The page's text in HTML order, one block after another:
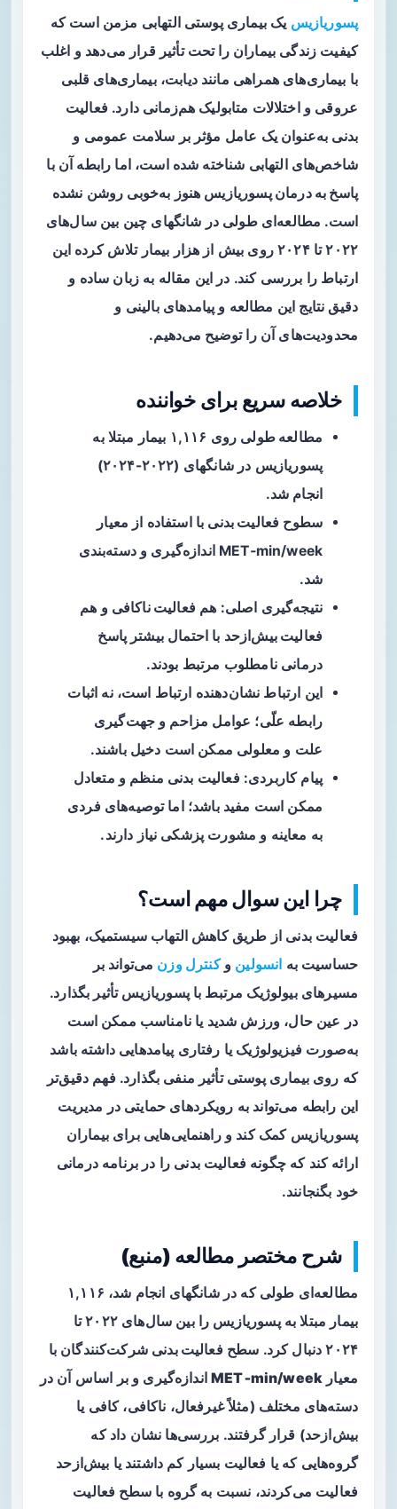
پسوریازیس یک بیماری پوستی التهابی مزمن است که
کیفیت زندگی بیماران را تحت تأثیر قرار می‌دهد و اغلب
با بیماری‌های همراهی مانند دیابت، بیماری‌های قلبی
عروقی و اختلالات متابولیک هم‌زمانی دارد. فعالیت
بدنی به‌عنوان یک عامل مؤثر بر سلامت عمومی و
شاخص‌های التهابی شناخته شده است، اما رابطه آن با
پاسخ به درمان پسوریازیس هنوز به‌خوبی روشن نشده
است. مطالعه‌ای طولی در شانگهای چین بین سال‌های
۲۰۲۲ تا ۲۰۲۴ روی بیش از هزار بیمار تلاش کرده این
ارتباط را بررسی کند. در این مقاله به زبان ساده و
دقیق نتایج این مطالعه و پیامدهای بالینی و
محدودیت‌های آن را توضیح می‌دهیم.
خلاصه سریع برای خواننده
مطالعه طولی
روی ۱,۱۱۶ بیمار مبتلا به
پسوریازیس در شانگهای (۲۰۲۲-۲۰۲۴)
انجام شد.
سطوح فعالیت بدنی با استفاده از معیار
MET‑min/week اندازه‌گیری و دسته‌بندی
شد.
نتیجه‌گیری اصلی: هم فعالیت ناکافی و هم
فعالیت بیش‌ازحد با احتمال بیشتر پاسخ
درمانی نامطلوب مرتبط بودند.
این ارتباط نشان‌دهنده ارتباط است، نه اثبات
رابطه علّی؛ عوامل مزاحم و جهت‌گیری
علت و معلولی ممکن است دخیل باشند.
پیام کاربردی: فعالیت بدنی منظم و متعادل
ممکن است مفید باشد؛ اما توصیه‌های فردی
به معاینه و مشورت پزشکی نیاز دارند.
چرا این سوال مهم است؟
فعالیت بدنی از طریق کاهش التهاب سیستمیک، بهبود
حساسیت به انسولین وکنترل وزن می‌تواند بر
مسیرهای بیولوژیک مرتبط با پسوریازیس تأثیر بگذارد.
در عین حال، ورزش شدید یا نامناسب ممکن است
به‌صورت فیزیولوژیک یا رفتاری پیامدهایی داشته باشد
که روی بیماری پوستی تأثیر منفی بگذارد. فهم دقیق‌تر
این رابطه می‌تواند به رویکردهای حمایتی در مدیریت
پسوریازیس کمک کند و راهنمایی‌هایی برای بیماران
ارائه کند که چگونه فعالیت بدنی را در برنامه درمانی
خود بگنجانند.
شرح مختصر مطالعه (منبع)
مطالعه‌ای طولی که در شانگهای انجام شد، ۱,۱۱۶
بیمار مبتلا به پسوریازیس را بین سال‌های ۲۰۲۲ تا
۲۰۲۴ دنبال کرد. سطح
فعالیت بدنی شرکت‌کنندگان با
معیار MET‑min/weekاندازه‌گیری و بر اساس آن در
دسته‌های مختلف (مثلاً غیرفعال، ناکافی، کافی یا
بیش‌ازحد) قرار گرفتند. بررسی‌ها نشان داد که
گروه‌هایی که یا فعالیت بسیار کم داشتند یا بیش‌ازحد
فعالیت می‌کردند، نسبت به گروه با سطح فعالیت